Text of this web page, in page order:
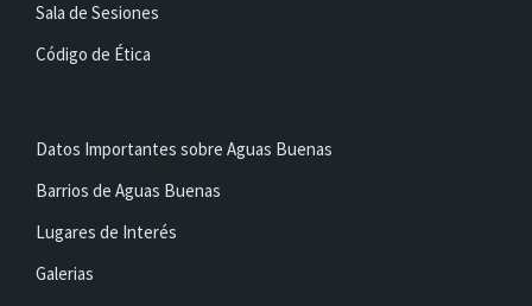
Sala de Sesiones
Código de Ética
Datos Importantes sobre Aguas Buenas
Barrios de Aguas Buenas
Lugares de Interés
Galerias